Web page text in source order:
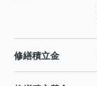
修繕積立金